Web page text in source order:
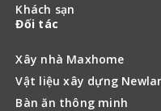
Khách sạn
Đối tác
Xây nhà Maxhome
Vật liệu xây dựng
Bàn ăn thông minh